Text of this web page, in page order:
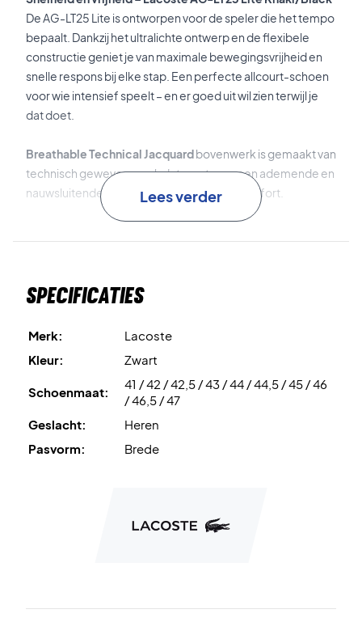
De AG-LT25 Lite is ontworpen voor de speler die het tempo
bepaalt. Dankzij het ultralichte ontwerp en de flexibele
constructie geniet je van maximale bewegingsvrijheid en
snelle respons bij elke stap. Een perfecte allcourt-schoen
voor wie intensief speelt – en er goed uit wil zien terwijl je
dat doet.
Breathable Technical Jacquardbovenwerk is gemaakt van
technisch geweven mesh dat zorgt voor een ademende en
nauwsluitende pasvorm met uitstekend comfort.
ondersteuning bij richtingsveranderingen en landingen.
LineGrip
buitenzool biedt stevige grip en duurzaamheid op
alle ondergronden – zowel binnen als buiten.
Haal het maximale uit je spel – kies voor de Lacoste AG-
LT25 Lite vandaag nog!
Lees verder
Specificaties
Merk:
Lacoste
Kleur:
Zwart
Schoenmaat:
41 / 42 / 42,5 / 43 / 44 / 44,5 / 45 / 46
/ 46,5 / 47
Geslacht:
Heren
Pasvorm:
Brede